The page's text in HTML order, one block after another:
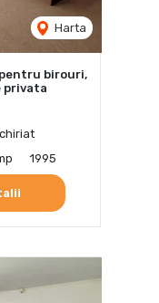
Harta
birouri,
privata
1995